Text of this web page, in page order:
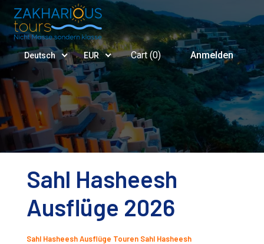
Deutsch EUR Cart (0) Anmelden
Sahl Hasheesh
Ausflüge 2026
Sahl Hasheesh Ausflüge Touren Sahl Hasheesh